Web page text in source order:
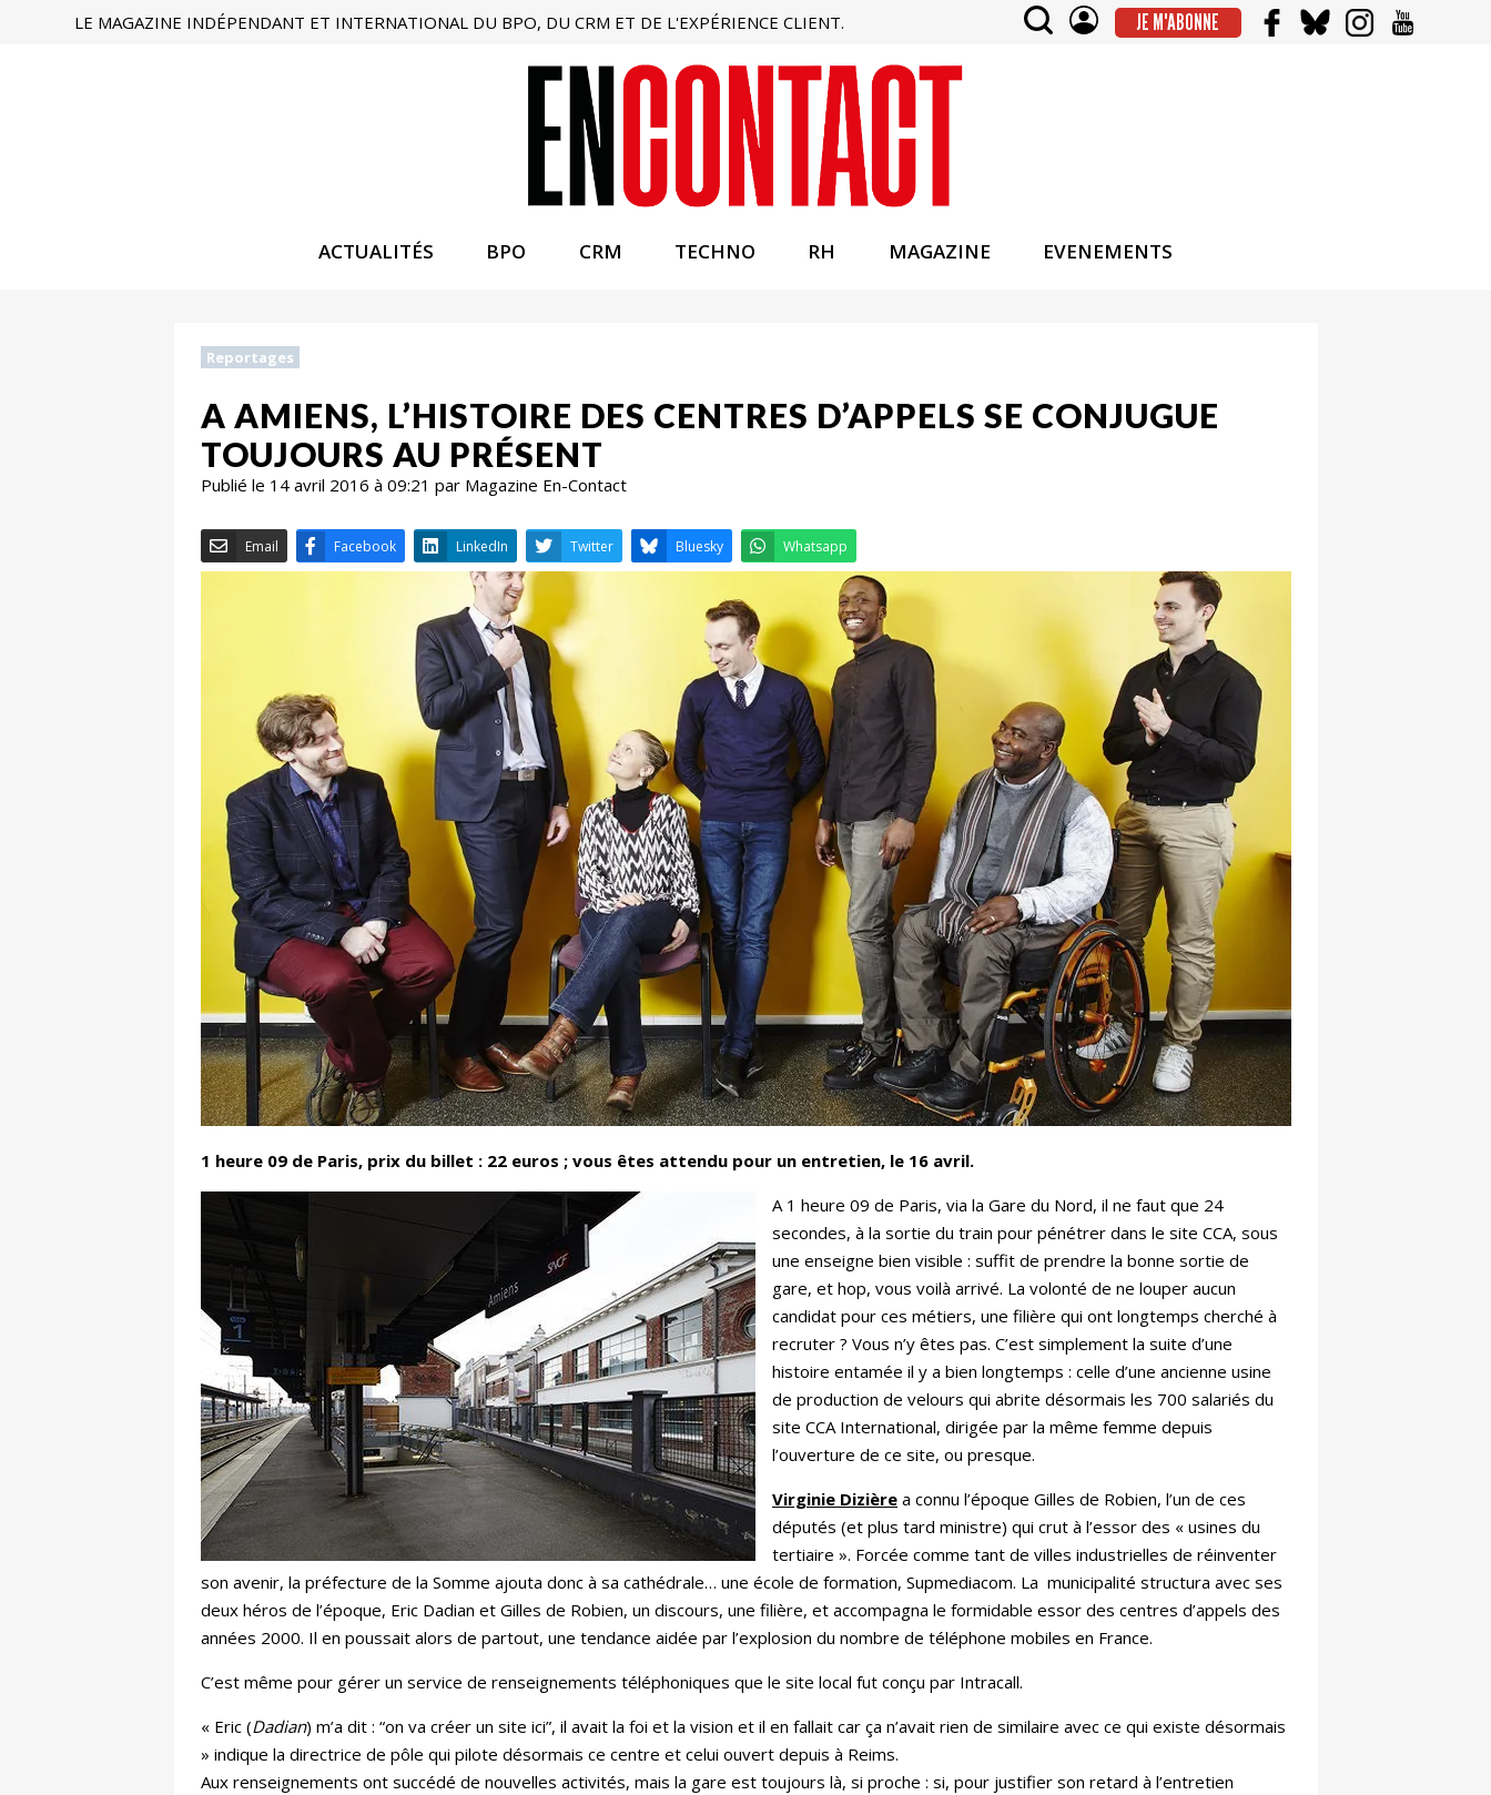
LE MAGAZINE INDÉPENDANT ET INTERNATIONAL DU BPO, DU CRM ET DE L'EXPÉRIENCE CLIENT. JE M'ABONNE
ACTUALITÉS BPO CRM TECHNO RH MAGAZINE EVENEMENTS
Reportages
A AMIENS, L’HISTOIRE DES CENTRES D’APPELS SE CONJUGUE
TOUJOURS AU PRÉSENT
Publié le 14 avril 2016 à 09:21 par Magazine En-Contact
Facebook LinkedIn Twitter Bluesky
1 heure 09 de Paris, prix du billet : 22 euros ; vous êtes attendu pour un entretien, le 16 avril.
A 1 heure 09 de Paris, via la Gare du Nord, il ne faut que 24
secondes, à la sortie du train pour pénétrer dans le site CCA, sous
une enseigne bien visible : suffit de prendre la bonne sortie de
gare, et hop, vous voilà arrivé. La volonté de ne louper aucun
candidat pour ces métiers, une filière qui ont longtemps cherché à
recruter ? Vous n’y êtes pas. C’est simplement la suite d’une
histoire entamée il y a bien longtemps : celle d’une ancienne usine
de production de velours qui abrite désormais les 700 salariés du
site CCA International, dirigée par la même femme depuis
l’ouverture de ce site, ou presque.
Virginie Dizière a connu l’époque Gilles de Robien, l’un de ces
députés (et plus tard ministre) qui crut à l’essor des « usines du
tertiaire ». Forcée comme tant de villes industrielles de réinventer
son avenir, la préfecture de la Somme ajouta donc à sa cathédrale… une école de formation, Supmediacom. La municipalité structura avec ses
deux héros de l’époque, Eric Dadian et Gilles de Robien, un discours, une filière, et accompagna le formidable essor des centres d’appels des
années 2000. Il en poussait alors de partout, une tendance aidée par l’explosion du nombre de téléphone mobiles en France.
C’est même pour gérer un service de renseignements téléphoniques que le site local fut conçu par Intracall.
« Eric (Dadian) m’a dit : “on va créer un site ici”, il avait la foi et la vision et il en fallait car ça n’avait rien de similaire avec ce qui existe désormais
» indique la directrice de pôle qui pilote désormais ce centre et celui ouvert depuis à Reims.
Aux renseignements ont succédé de nouvelles activités, mais la gare est toujours là, si proche : si, pour justifier son retard à l’entretien